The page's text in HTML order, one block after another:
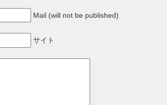
Mail (will not be published)
サイト